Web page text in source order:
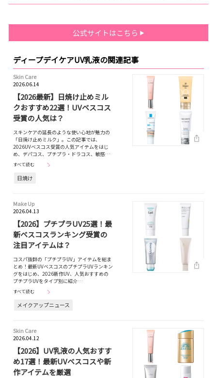
公式サイトはこちら
ディープデイケアUV乳液の関連記事
Skin Care
2026.06.14
【2026最新】日焼け止めミル
クおすすめ22選！UVベスコス
受賞の人気は？
スキンケアの延長のような使い心地が魅力の
「日焼け止めミルク」。この記事では、
2026UVベスコス受賞の人気アイテムをはじ
め、デパコス、プチプラ・ドラコス、敏感…
すべて読む
日焼け
Make Up
2026.04.13
【2026】プチプラUV25選！最
新ベスコスランキング受賞の
注目アイテムは？
コスパ抜群の「プチプラUV」アイテムを総ま
とめ！最新UVベスコスのプチプラUVランキン
グをはじめ、2026新作UV、人気おすすめの
プチプラUVをタイプ別に紹介…
すべて読む
メイクアップニュース
Skin Care
2026.04.12
【2026】UV乳液の人気おすす
め17選！最新UVベスコスや新
作アイテムを厳選